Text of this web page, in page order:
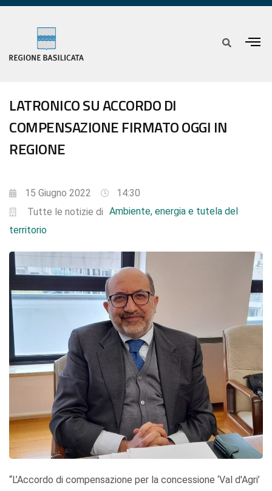
LATRONICO SU ACCORDO DI
COMPENSAZIONE FIRMATO OGGI IN
REGIONE
15 Giugno 2022
14:30
Tutte le notizie di Ambiente, energia e tutela del
territorio
“L’Accordo di compensazione per la concessione ‘Val d'Agri’